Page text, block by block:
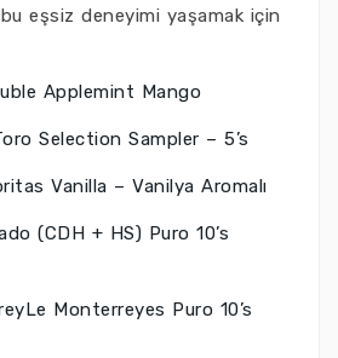
eşsiz deneyimi yaşamak için
Applemint Mango
Selection Sampler – 5’s
Vanilla – Vanilya Aromalı
(CDH + HS) Puro 10’s
Monterreyes Puro 10’s